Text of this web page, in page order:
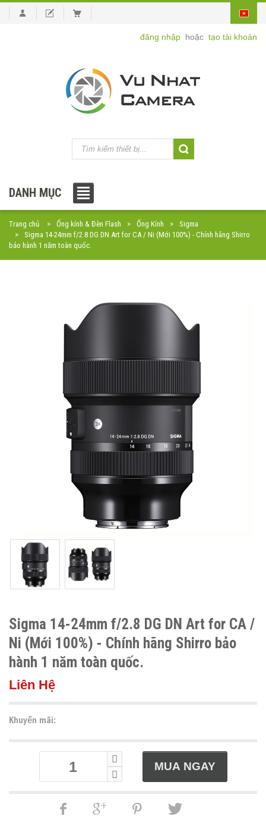
đăng nhập hoặc tạo tài khoản
DANH MỤC
Trang chủ Ống kính & Đèn Flash Ống Kính
Sigma
Sigma 14-24mm f/2.8 DG DN Art for CA / Ni (Mới 100%) - Chính hãng Shirro
bảo hành 1 năm toàn quốc.
Sigma 14-24mm f/2.8 DG DN Art for CA /
Ni (Mới 100%) - Chính hãng Shirro bảo
hành 1 năm toàn quốc.
Liên Hệ
Khuyến mãi: